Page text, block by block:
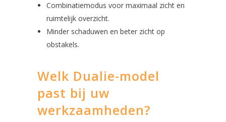
Combinatiemodus voor maximaal zicht en
ruimtelijk overzicht.
Minder schaduwen en beter zicht op
obstakels.
Welk Dualie-model
past bij uw
werkzaamheden?